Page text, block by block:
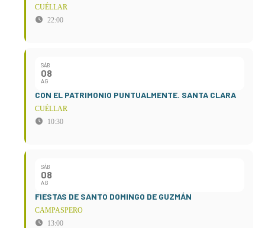
CUÉLLAR
22:00
SÁB
08
AG
CON EL PATRIMONIO PUNTUALMENTE. SANTA CLARA
CUÉLLAR
10:30
SÁB
08
AG
FIESTAS DE SANTO DOMINGO DE GUZMÁN
CAMPASPERO
13:00